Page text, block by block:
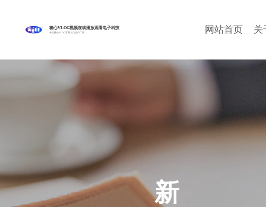
糖心VLOG视频在线播放观看电子科技
专注糖心VLOG官网入口生产厂家 网站首页 关
新